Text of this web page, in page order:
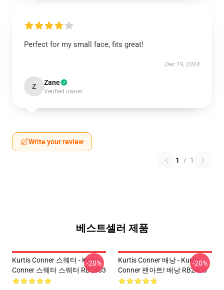
Perfect for my small face, fits great!
Dec 19, 2024
Z Zane
Verified owner
Write your review
1 / 1
베스트셀러 제품
Kurtis Conner 스웨터 - Kurtis
Conner 스웨터 스웨터 RB2403
-20%
Kurtis Conner 배낭 - Kurtis
Conner 팬아트! 배낭 RB2403
-20%